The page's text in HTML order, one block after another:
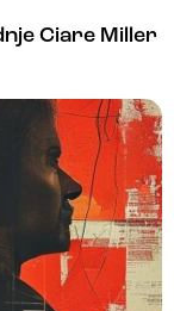
Ciare Miller